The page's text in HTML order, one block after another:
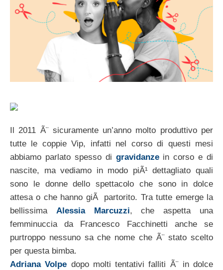
Il 2011 Ã¨ sicuramente un’anno molto produttivo per
tutte le coppie Vip, infatti nel corso di questi mesi
abbiamo parlato spesso di gravidanzein corso e di
nascite, ma vediamo in modo piÃ¹ dettagliato quali
sono le donne dello spettacolo che sono in dolce
attesa o che hanno giÃ partorito. Tra tutte emerge la
bellissima Alessia Marcuzzi, che aspetta una
femminuccia da Francesco Facchinetti anche se
purtroppo nessuno sa che nome che Ã¨ stato scelto
per questa bimba.
Adriana Volpe dopo molti tentativi falliti Ã¨ in dolce